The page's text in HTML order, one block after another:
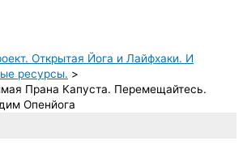
Открытая Йога и Лайфхаки. И
ресурсы.
Прана Капуста. Перемещайтесь.
Опенйога